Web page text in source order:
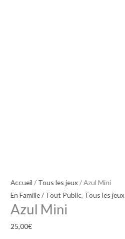
Accueil / Tous les jeux/ Azul Mini
En Famille / Tout Public, Tous les jeux
Azul Mini
25,00€